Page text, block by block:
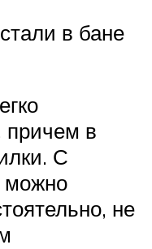
в бане
причем в
С
можно
не